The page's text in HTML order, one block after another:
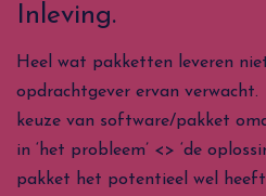
Inleving.
Heel wat pakketten leveren
opdrachtgever ervan
keuze van software/pakket
in ‘het probleem’ <> ‘de
pakket het potentieel wel